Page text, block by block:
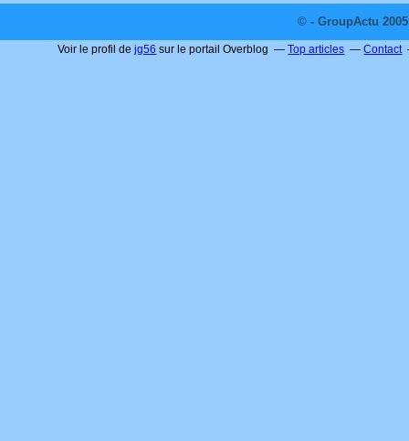
© - GroupActu
Voir le profil dejg56 sur le portail Overblog Top articles Contact